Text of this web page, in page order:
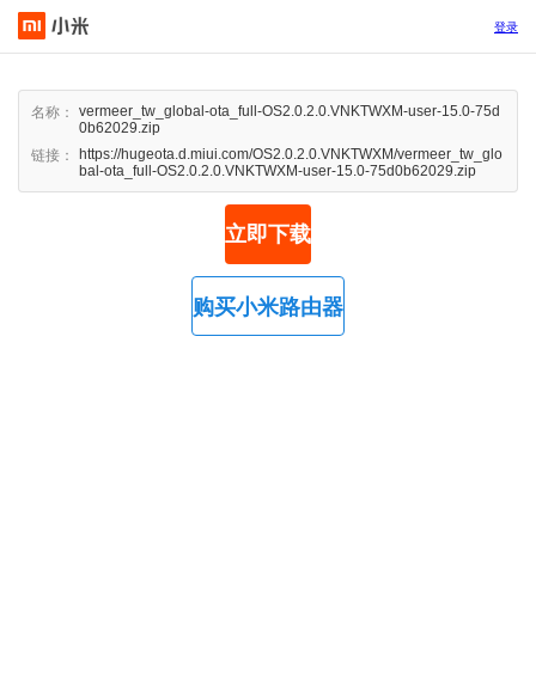
登录
名称：
vermeer_tw_global-ota_full-OS2.0.2.0.VNKTWXM-user-15.0-75d
0b62029.zip
链接：
https://hugeota.d.miui.com/OS2.0.2.0.VNKTWXM/vermeer_tw_glo
bal-ota_full-OS2.0.2.0.VNKTWXM-user-15.0-75d0b62029.zip
立即下载
购买小米路由器